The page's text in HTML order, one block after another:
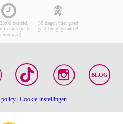
besteld,
in huis (mits
voorraad)
30 dagen 'niet goed
geld terug' garantie!
BLOG
| Cookie-instellingen